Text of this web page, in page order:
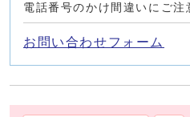
電話番号のかけ間違いにご注
お問い合わせフォーム